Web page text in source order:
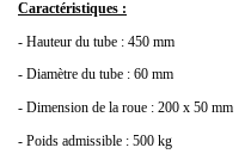
Caractéristiques :
- Hauteur du tube : 450 mm
- Diamètre du tube : 60 mm
- Dimension de la roue : 200 x 50 mm
- Poids admissible : 500 kg